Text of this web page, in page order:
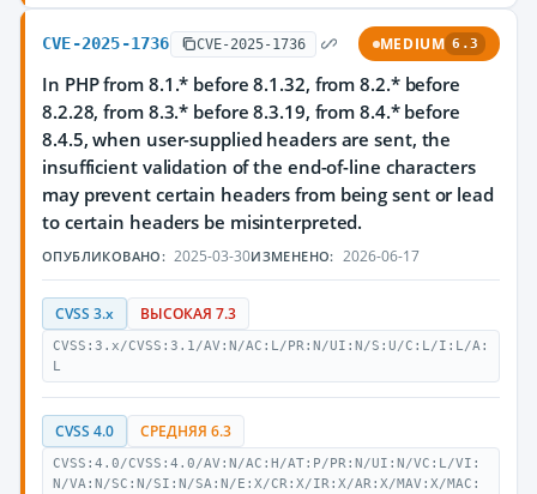
CVE-2025-1736 CVE-2025-1736 MEDIUM 6.3
In PHP from 8.1.* before 8.1.32, from 8.2.* before
8.2.28, from 8.3.* before 8.3.19, from 8.4.* before
8.4.5, when user-supplied headers are sent, the
insufficient validation of the end-of-line characters
may prevent certain headers from being sent or lead
to certain headers be misinterpreted.
ОПУБЛИКОВАНО: 2025-03-30ИЗМЕНЕНО: 2026-06-17
CVSS 3.x ВЫСОКАЯ 7.3
CVSS:3.x/CVSS:3.1/AV:N/AC:L/PR:N/UI:N/S:U/C:L/I:L/A:
L
CVSS 4.0 СРЕДНЯЯ 6.3
CVSS:4.0/CVSS:4.0/AV:N/AC:H/AT:P/PR:N/UI:N/VC:L/VI:
N/VA:N/SC:N/SI:N/SA:N/E:X/CR:X/IR:X/AR:X/MAV:X/MAC: